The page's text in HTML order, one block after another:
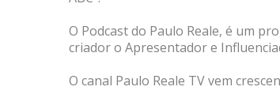
O Podcast do Paulo Reale, é um
criador o Apresentador e
O canal Paulo Reale TV vem